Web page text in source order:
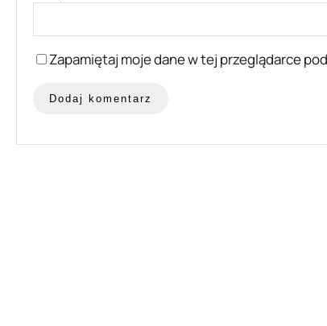
Zapamiętaj moje dane w tej przeglądarce